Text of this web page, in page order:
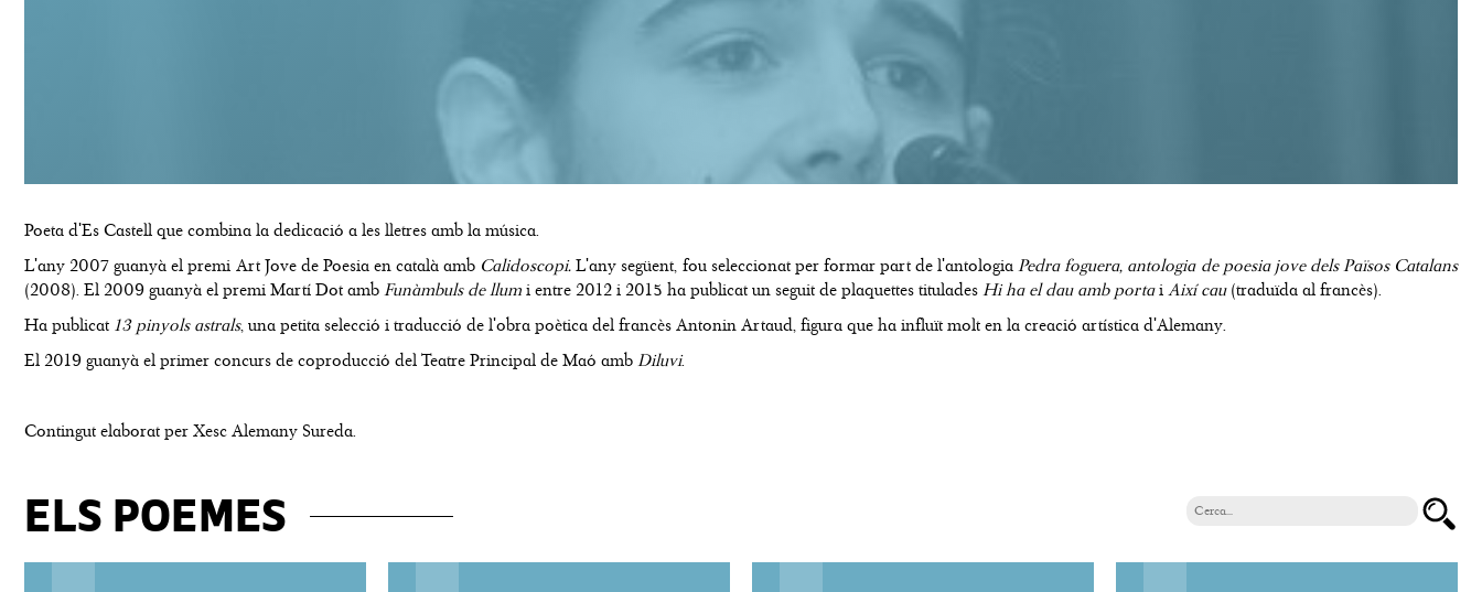
Poeta d'Es Castell que combina la dedicació a les lletres amb la música.
L'any 2007 guanyà el premi Art Jove de Poesia en català amb Calidoscopi.L'any següent, fou seleccionat per formar part de l'antologiaPedra foguera, antologia de poesia jove dels Països Catalans
(2008). El 2009 guanyà el premi Martí Dot amb Funàmbuls de llum i entre 2012 i 2015 ha publicat un seguit de plaquettes titulades Hi ha el dau amb portai Així cau (traduïda al francès).
Ha publicat 13 pinyols astrals, una petita selecció i traducció de l'obra poètica del francès Antonin Artaud, figura que ha influït molt en la creació artística d'Alemany.
El 2019 guanyà el primer concurs de coproducció del Teatre Principal de Maó amb Diluvi.
Contingut elaborat per Xesc Alemany Sureda.
ELS POEMES